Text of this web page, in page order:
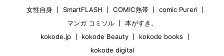
女性自身
SmartFLASH COMIC熱帯
comic Pureri
マンガ コミソル
本がすき。
kokode.jp
kokode Beauty
kokode books
kokode digital